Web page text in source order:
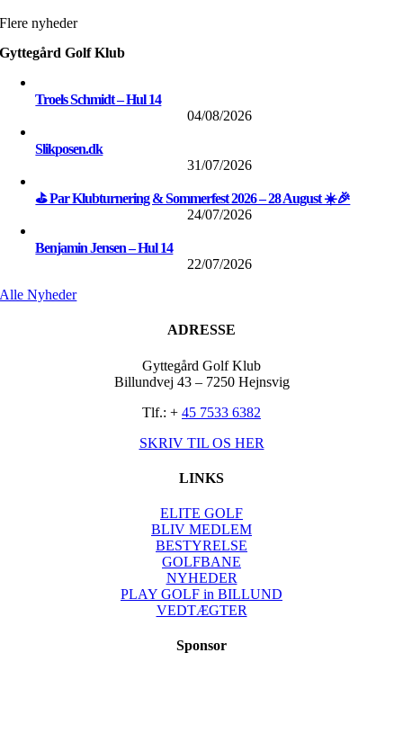
Flere nyheder
Gyttegård Golf Klub
Troels Schmidt – Hul 14
04/08/2026
Slikposen.dk
31/07/2026
⛳ Par Klubturnering & Sommerfest 2026 – 28 August ☀️🎉
24/07/2026
Benjamin Jensen – Hul 14
22/07/2026
Alle Nyheder
ADRESSE
Gyttegård Golf Klub
Billundvej 43 – 7250 Hejnsvig
Tlf.: + 45 7533 6382
SKRIV TIL OS HER
LINKS
ELITE GOLF
BLIV MEDLEM
BESTYRELSE
GOLFBANE
NYHEDER
PLAY GOLF in BILLUND
VEDTÆGTER
Sponsor